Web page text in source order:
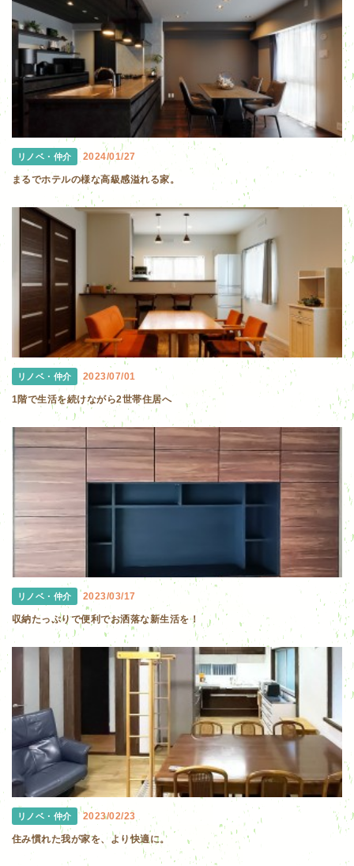
リノベ・仲介 2024/01/27
まるでホテルの様な高級感溢れる家。
リノベ・仲介 2023/07/01
1階で生活を続けながら2世帯住居へ
リノベ・仲介 2023/03/17
収納たっぷりで便利でお洒落な新生活を！
リノベ・仲介 2023/02/23
住み慣れた我が家を、より快適に。